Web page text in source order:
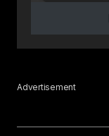
Advertisement